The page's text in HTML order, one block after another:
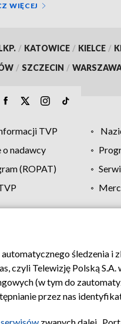
WIĘCEJ
/ KATOWICE / KIELCE /
/ SZCZECIN /
TVP
nadawcy
(ROPAT)
zgody Pomocśledzenia i
czyli Telewizję Polską S.A.
(w tym do
przez nas